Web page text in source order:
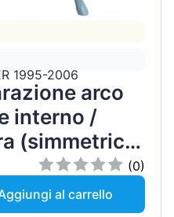
1995-2006
arco
interno /
(simmetrico)
(0)
al carrello